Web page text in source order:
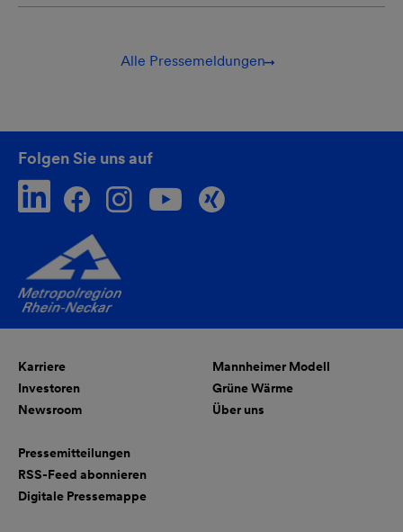
Alle Pressemeldungen
Folgen Sie uns auf
Karriere
Investoren
Newsroom
Mannheimer Modell
Grüne Wärme
Über uns
Pressemitteilungen
RSS-Feed abonnieren
Digitale Pressemappe